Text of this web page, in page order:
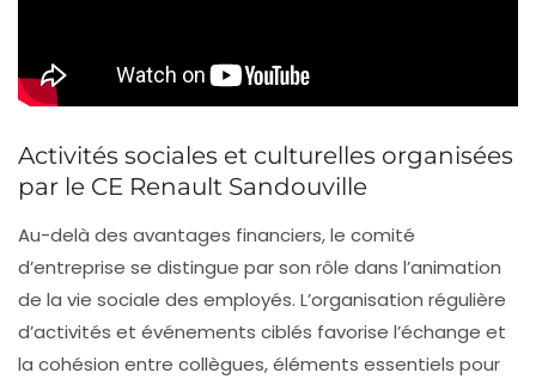
Activités sociales et culturelles organisées
par le CE Renault Sandouville
Au-delà des avantages financiers, le comité
d’entreprise se distingue par son rôle dans l’animation
de la vie sociale des employés. L’organisation régulière
d’activités et événements ciblés favorise l’échange et
la cohésion entre collègues, éléments essentiels pour